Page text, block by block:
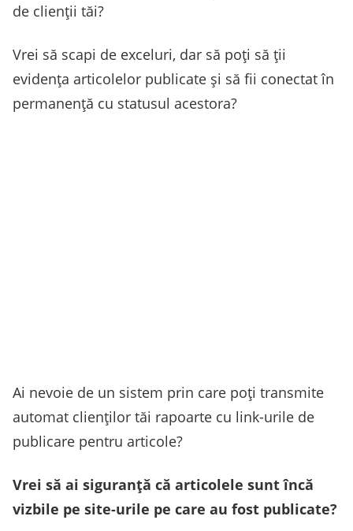
de clienții tăi?
Vrei să scapi de exceluri, dar să poți să ții
evidența articolelor publicate și să fii conectat în
permanență cu statusul acestora?
Ai nevoie de un sistem prin care poți transmite
automat clienților tăi rapoarte cu link-urile de
publicare pentru articole?
Vrei să ai siguranță că articolele sunt încă
vizbile pe site-urile pe care au fost publicate?